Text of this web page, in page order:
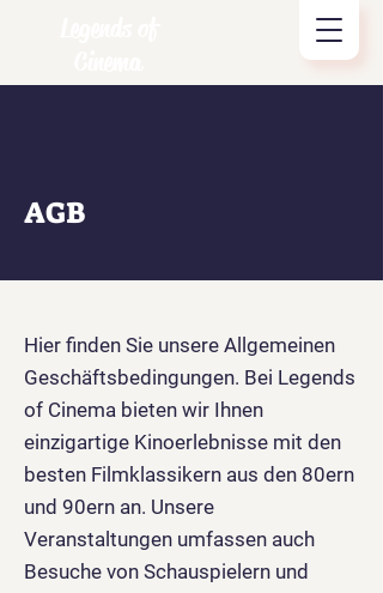
AGB
Hier finden Sie unsere Allgemeinen
Geschäftsbedingungen. Bei Legends
of Cinema bieten wir Ihnen
einzigartige Kinoerlebnisse mit den
besten Filmklassikern aus den 80ern
und 90ern an. Unsere
Veranstaltungen umfassen auch
Besuche von Schauspielern und